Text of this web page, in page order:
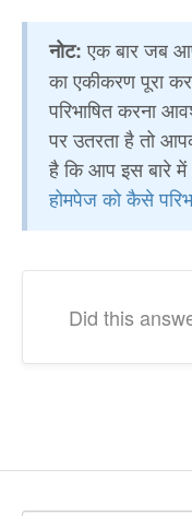
नोट:एक बार जब
का एकीकरण पूरा
परिभाषित करना
पर उतरता है तो
है कि आप इस बारे
होमपेज को कैसे
Did this